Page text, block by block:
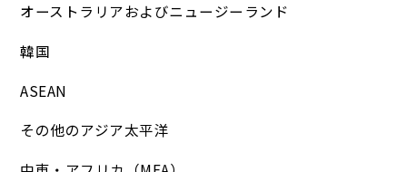
オーストラリアおよびニュージーランド
韓国
ASEAN
その他のアジア太平洋